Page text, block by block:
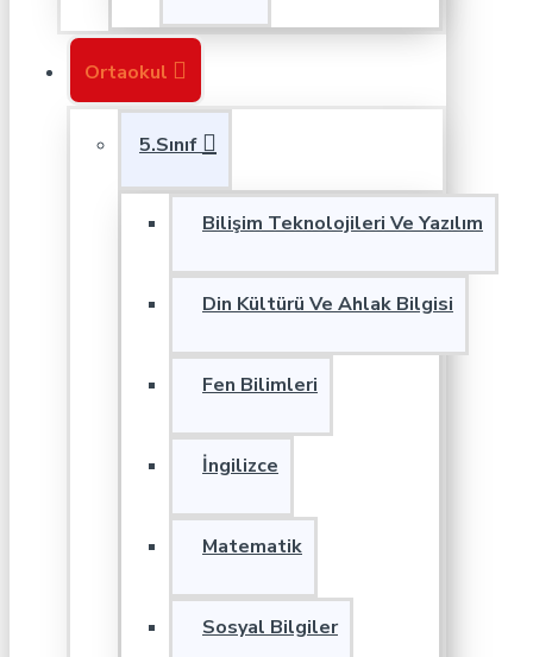
Ortaokul
5.Sınıf
Bilişim Teknolojileri Ve Yazılım
Din Kültürü Ve Ahlak Bilgisi
Fen Bilimleri
İngilizce
Matematik
Sosyal Bilgiler